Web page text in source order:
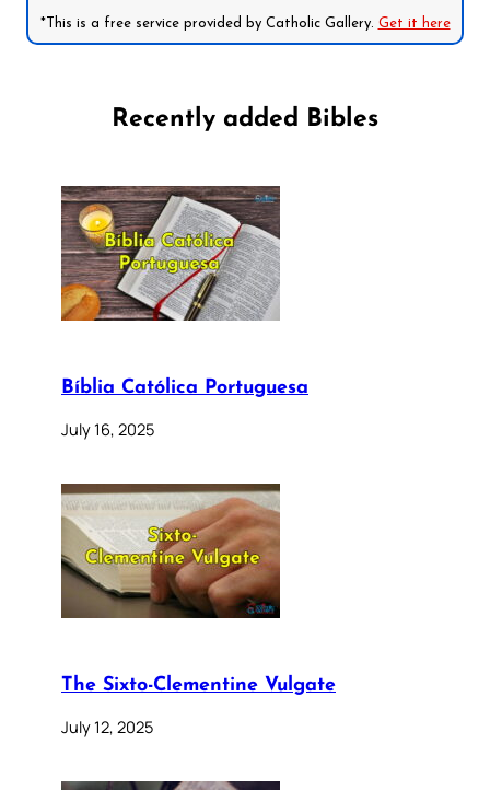
*This is a free service provided by Catholic Gallery. Get it here
Recently added Bibles
Bíblia Católica Portuguesa
July 16, 2025
The Sixto-Clementine Vulgate
July 12, 2025